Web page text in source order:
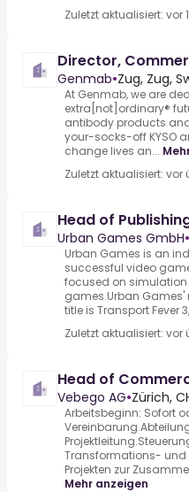
Zuletzt aktualisiert: vor
Director,
Genmab•Zug, Zug,
At Genmab, we are
extra[not]ordinary®
antibody products
your-socks-off KYSO
change lives an...
Zuletzt aktualisiert: vor
Head of
Urban Games GmbH•
Urban Games is an
successful video
focused on
games.Urban
title is Transport Fever
Zuletzt aktualisiert: vor
Head of
Vebego AG•Zürich,
Arbeitsbeginn: Sofort
Transformations-
Projekten zur
Mehr anzeigen